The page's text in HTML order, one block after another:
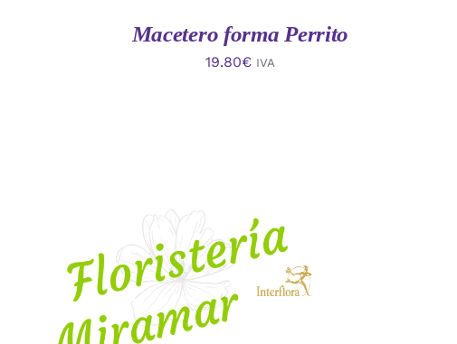
Macetero forma Perrito
19.80€ IVA